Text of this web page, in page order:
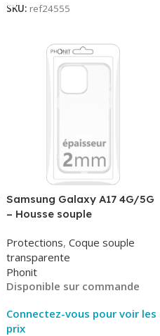
SKU: ref24555
Samsung Galaxy A17 4G/5G
– Housse souple
Protections, Coque souple
transparente
Phonit
Disponible sur commande
Connectez-vous pour voir les
prix